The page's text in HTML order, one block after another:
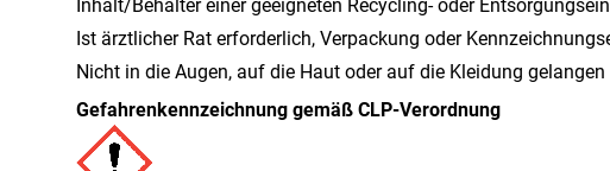
Inhalt/Behälter einer geeigneten Recycling- oder
Ist ärztlicher Rat erforderlich, Verpackung oder
Nicht in die Augen, auf die Haut oder auf die Kleidung gelangen
Gefahrenkennzeichnung gemäß CLP-Verordnung